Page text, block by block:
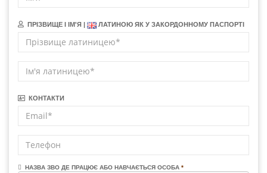
ПРІЗВИЩЕ І ІМ'Я | ЛАТИНОЮ ЯК У ЗАКОРДОННОМУ ПАСПОРТІ
КОНТАКТИ
НАЗВА ЗВО ДЕ ПРАЦЮЄ АБО НАВЧАЄТЬСЯ ОСОБА *